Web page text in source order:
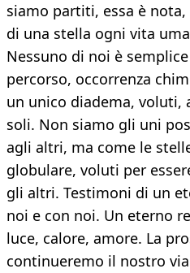
siamo partiti, essa è
di una stella ogni vita
Nessuno di noi è
percorso, occorrenza
un unico diadema, voluti,
soli. Non siamo gli uni
agli altri, ma come le
globulare, voluti per
gli altri. Testimoni di un
noi e con noi. Un eterno
luce, calore, amore. La
continueremo il nostro